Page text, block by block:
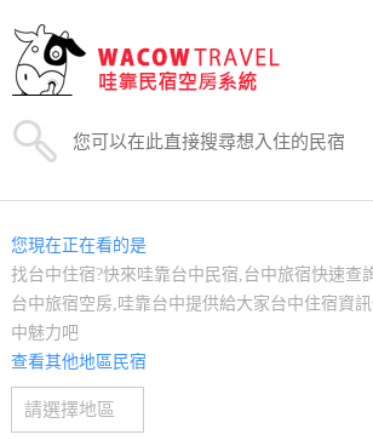
您現在正在看的是
找台中住宿?快來哇靠台中民宿,台中旅宿快速查
台中旅宿空房,哇靠台中提供給大家台中住宿資
中魅力吧
查看其他地區民宿